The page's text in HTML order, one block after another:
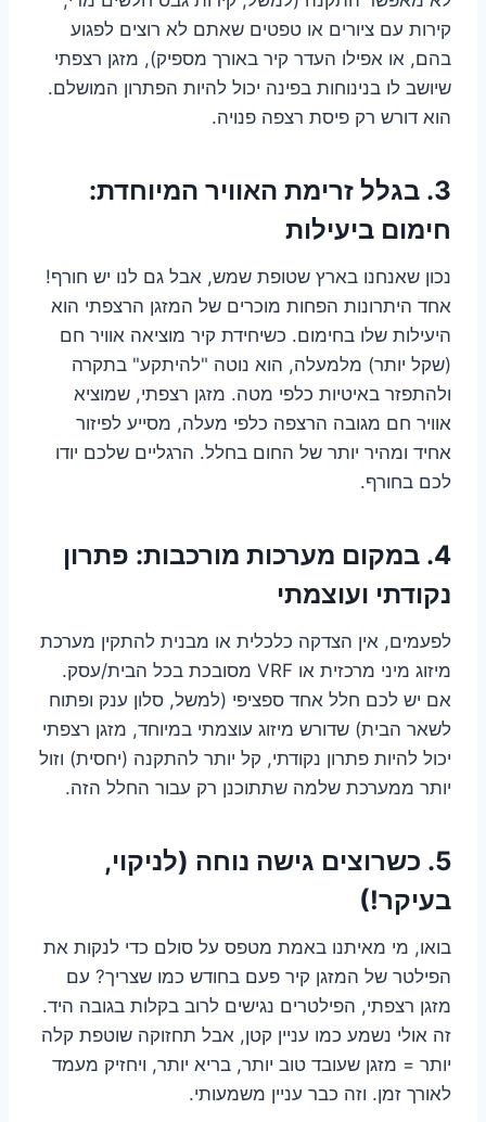
קירות עם ציורים או טפטים שאתם לא רוצים לפגוע
בהם, או אפילו העדר קיר באורך מספיק), מזגן רצפתי
שיושב לו בנינוחות בפינה יכול להיות הפתרון המושלם.
הוא דורש רק פיסת רצפה פנויה.
3. בגלל זרימת האוויר המיוחדת:
חימום ביעילות
נכון שאנחנו בארץ שטופת שמש, אבל גם לנו יש חורף!
אחד היתרונות הפחות מוכרים של המזגן הרצפתי הוא
היעילות שלו בחימום. כשיחידת קיר מוציאה אוויר חם
(שקל יותר) מלמעלה, הוא נוטה "להיתקע" בתקרה
ולהתפזר באיטיות כלפי מטה. מזגן רצפתי, שמוציא
אוויר חם מגובה הרצפה כלפי מעלה, מסייע לפיזור
אחיד ומהיר יותר של החום בחלל. הרגליים שלכם יודו
לכם בחורף.
4. במקום מערכות מורכבות: פתרון
נקודתי ועוצמתי
לפעמים, אין הצדקה כלכלית או מבנית להתקין מערכת
מיזוג מיני מרכזית או VRF מסובכת בכל הבית/עסק.
אם יש לכם חלל אחד ספציפי (למשל, סלון ענק ופתוח
לשאר הבית) שדורש מיזוג עוצמתי במיוחד, מזגן רצפתי
יכול להיות פתרון נקודתי, קל יותר להתקנה (יחסית) וזול
יותר ממערכת שלמה שתתוכנן רק עבור החלל הזה.
5. כשרוצים גישה נוחה (לניקוי,
בעיקר!)
בואו, מי מאיתנו באמת מטפס על סולם כדי לנקות את
הפילטר של המזגן קיר פעם בחודש כמו שצריך? עם
מזגן רצפתי, הפילטרים נגישים לרוב בקלות בגובה היד.
זה אולי נשמע כמו עניין קטן, אבל תחזוקה שוטפת קלה
יותר = מזגן שעובד טוב יותר, בריא יותר, ויחזיק מעמד
לאורך זמן. וזה כבר עניין משמעותי.